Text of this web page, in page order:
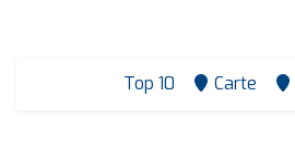
Top 10 Carte